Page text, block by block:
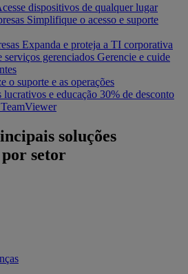
dispositivos de qualquer lugar
Simplifique o acesso e suporte
Expanda e proteja a TI corporativa
serviços gerenciados Gerencie e cuide
o suporte e as operações
lucrativos e educação 30% de desconto
soluções
setor